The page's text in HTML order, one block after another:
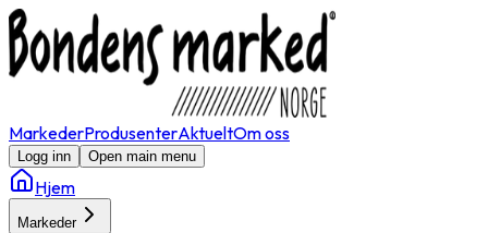
MarkederProdusenterAktueltOm oss
Logg inn Open main menu
Hjem
Markeder